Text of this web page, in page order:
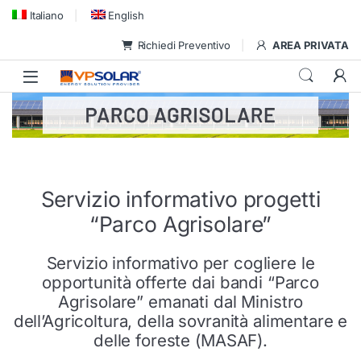
Skip to navigation
Skip to content
Italiano English
Richiedi Preventivo AREA PRIVATA
Servizio informativo progetti
“Parco Agrisolare”
Servizio informativo per cogliere le
opportunità offerte dai bandi “Parco
Agrisolare” emanati dal Ministro
dell’Agricoltura, della sovranità alimentare e
delle foreste (MASAF).